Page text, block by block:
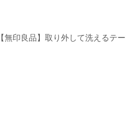
【無印良品】取り外して洗えるテ